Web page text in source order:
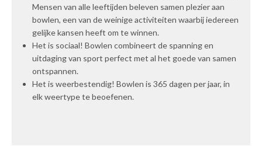
Mensen van alle leeftijden beleven samen plezier aan
bowlen, een van de weinige activiteiten waarbij iedereen
gelijke kansen heeft om te winnen.
Het is sociaal! Bowlen combineert de spanning en
uitdaging van sport perfect met al het goede van samen
ontspannen.
Het is weerbestendig! Bowlen is 365 dagen per jaar, in
elk weertype te beoefenen.